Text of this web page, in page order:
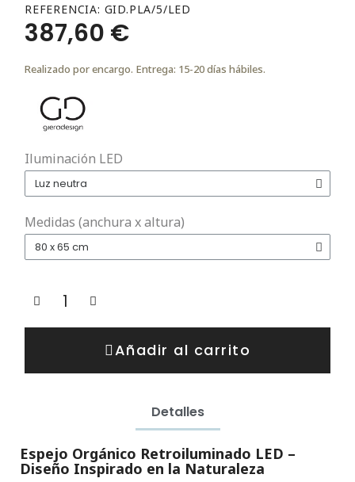
REFERENCIA GID.PLA/5/LED
387,60 €
Realizado por encargo. Entrega: 15-20 días hábiles.
Iluminación LED
Medidas (anchura x altura)
Añadir al carrito
Detalles
Espejo Orgánico Retroiluminado LED –
Diseño Inspirado en la Naturaleza